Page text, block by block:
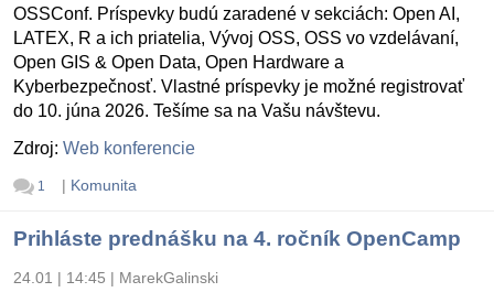
OSSConf. Príspevky budú zaradené v sekciách: Open AI,
LATEX, R a ich priatelia, Vývoj OSS, OSS vo vzdelávaní,
Open GIS & Open Data, Open Hardware a
Kyberbezpečnosť. Vlastné príspevky je možné registrovať
do 10. júna 2026. Tešíme sa na Vašu návštevu.
Zdroj: Web konferencie
1 | Komunita
Prihláste prednášku na 4. ročník OpenCamp
24.01 | 14:45 | MarekGalinski